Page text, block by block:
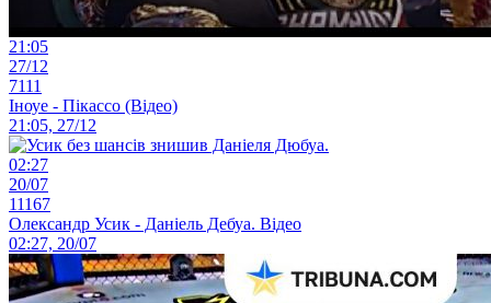
21:05
27/12
7111
Іноуе - Пікассо (Відео)
21:05, 27/12
02:27
20/07
11167
Олександр Усик - Даніель Дебуа. Відео
02:27, 20/07